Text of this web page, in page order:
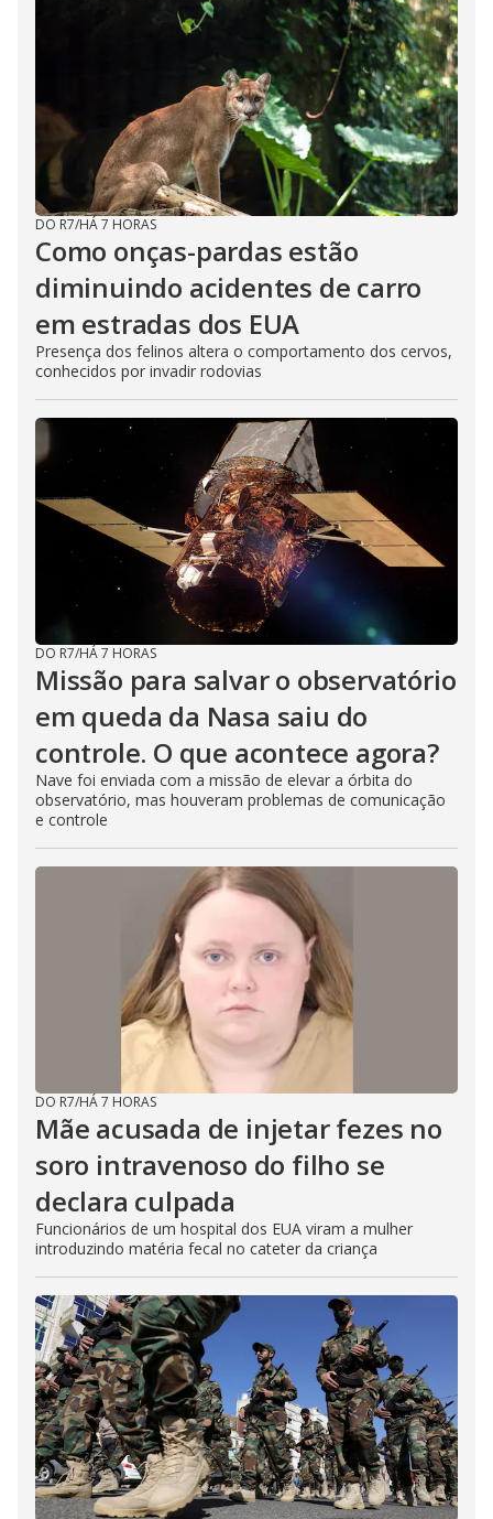
DO R7/HÁ 7 HORAS
Como onças-pardas estão
diminuindo acidentes de carro
em estradas dos EUA
Presença dos felinos altera o comportamento dos cervos,
conhecidos por invadir rodovias
DO R7/HÁ 7 HORAS
Missão para salvar o observatório
em queda da Nasa saiu do
controle. O que acontece agora?
Nave foi enviada com a missão de elevar a órbita do
observatório, mas houveram problemas de comunicação
e controle
DO R7/HÁ 7 HORAS
Mãe acusada de injetar fezes no
soro intravenoso do filho se
declara culpada
Funcionários de um hospital dos EUA viram a mulher
introduzindo matéria fecal no cateter da criança